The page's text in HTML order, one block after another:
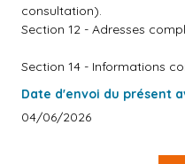
consultation).
Section 12 - Adresses
Section 14 - Informations
Date d'envoi du présent
04/06/2026